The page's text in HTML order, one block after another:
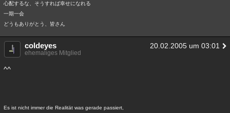
心配するな、そうすれば幸せになれる
一期一会
どうもありがとう、皆さん
coldeyes 20.02.2005 um 03:01
ehemaliges Mitglied
^^
Es ist nicht immer die Realität was gerade passiert,